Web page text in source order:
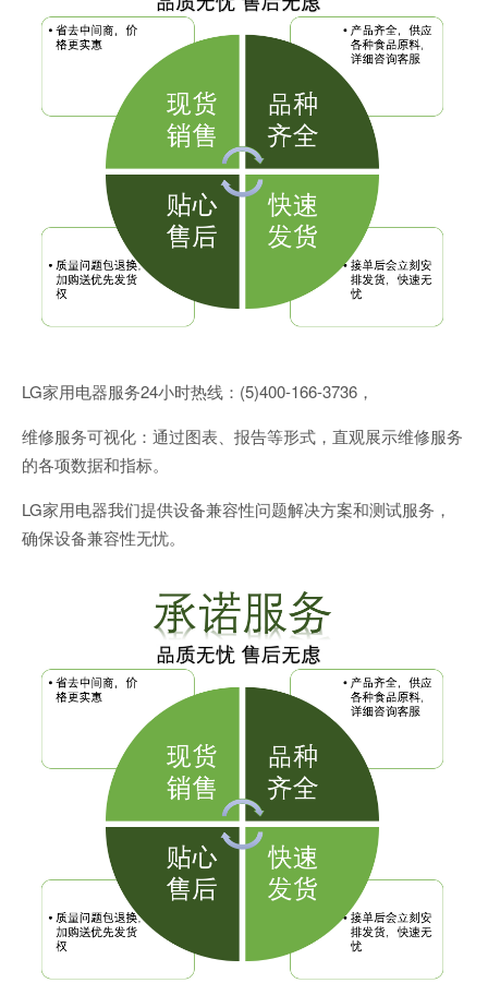
LG家用电器服务24小时热线：(5)400-166-3736，
维修服务可视化：通过图表、报告等形式，直观展示维修服务
的各项数据和指标。
LG家用电器我们提供设备兼容性问题解决方案和测试服务，
确保设备兼容性无忧。